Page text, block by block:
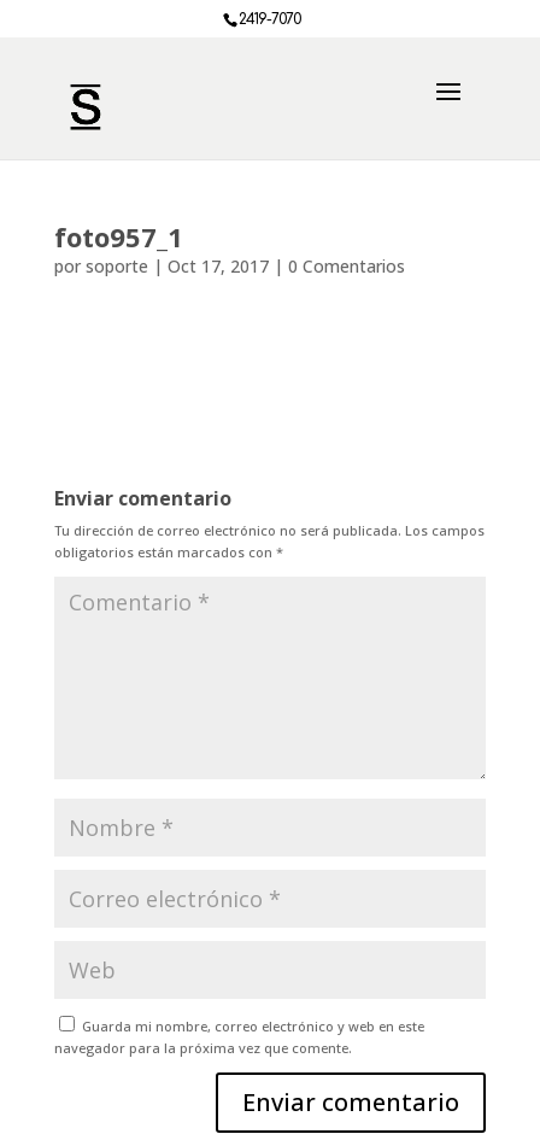
2419-7070
foto957_1
por soporte | Oct 17, 2017| 0 Comentarios
Enviar comentario
Tu dirección de correo electrónico no será publicada. Los campos
obligatorios están marcados con *
Guarda mi nombre, correo electrónico y web en este
navegador para la próxima vez que comente.